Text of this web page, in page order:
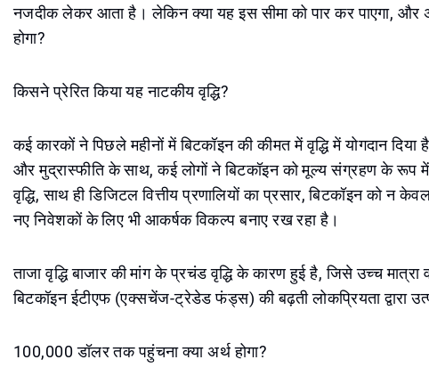
नजदीक लेकर आता है। लेकिन क्या यह इस सीमा को पार कर पाएगा, और
होगा?
किसने प्रेरित किया यह नाटकीय वृद्धि?
कई कारकों ने पिछले महीनों में बिटकॉइन की कीमत में वृद्धि में योगदान
और मुद्रास्फीति के साथ, कई लोगों ने बिटकॉइन को मूल्य संग्रहण के रूप
वृद्धि, साथ ही डिजिटल वित्तीय प्रणालियों का प्रसार, बिटकॉइन को न
नए निवेशकों के लिए भी आकर्षक विकल्प बनाए रख रहा है।
ताजा वृद्धि बाजार की मांग के प्रचंड वृद्धि के कारण हुई है, जिसे उच्च
बिटकॉइन ईटीएफ (एक्सचेंज-ट्रेडेड फंड्स) की बढ़ती लोकप्रियता द्वारा
100,000 डॉलर तक पहुंचना क्या अर्थ होगा?